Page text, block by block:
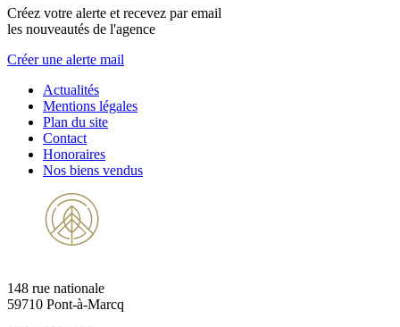
Créez votre alerte et recevez par email
les nouveautés de l'agence
Créer une alerte mail
Actualités
Mentions légales
Plan du site
Contact
Honoraires
Nos biens vendus
148 rue nationale
59710 Pont-à-Marcq